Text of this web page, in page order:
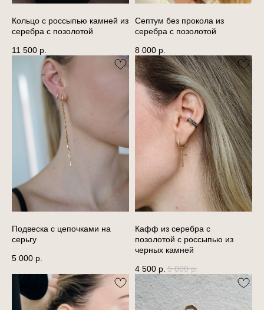
Кольцо с россыпью камней из
серебра с позолотой
11 500 р.
Септум без прокола из
серебра с позолотой
8 000 р.
Подвеска с цепочками на
серьгу
5 000 р.
Кафф из серебра с
позолотой с россыпью из
черных камней
4 500 р. 5 000 р.